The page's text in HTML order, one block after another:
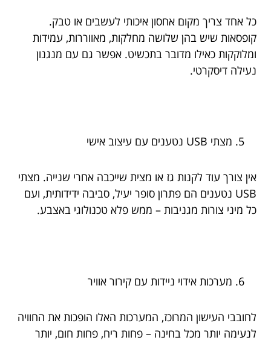
כל אחד צריך מקום אחסון איכותי לעשבים או טבק.
קופסאות שיש בהן שלושה מחלקות, מאווררות, עמידות
ומלוקקות כאילו מדובר בתכשיט. אפשר גם עם מנגנון
נעילה דיסקרטי.
מצתי USB נטענים עם עיצוב אישי
אין צורך עוד לקנות גז או מצית שייכבה אחרי שנייה. מצתי
USB נטענים הם פתרון סופר יעיל, סביבה ידידותית, ועם
כל מיני צורות מגניבות – ממש פלא טכנולוגי באצבע.
מערכות אידוי ניידות עם קירור אוויר
לחובבי העישון המרוכז, המערכות האלו הופכות את החוויה
לנעימה יותר מכל בחינה – פחות ריח, פחות חום, יותר